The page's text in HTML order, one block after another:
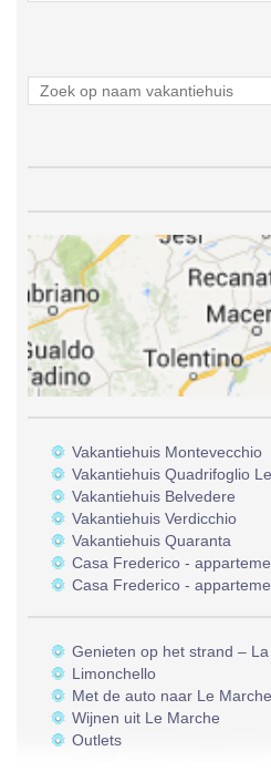
Vakantiehuis Montevecchio
Vakantiehuis Quadrifoglio
Vakantiehuis Belvedere
Vakantiehuis Verdicchio
Vakantiehuis Quaranta
Casa Frederico -
Casa Frederico -
Genieten op het strand – La
Limonchello
Met de auto naar Le Marche
Wijnen uit Le Marche
Outlets